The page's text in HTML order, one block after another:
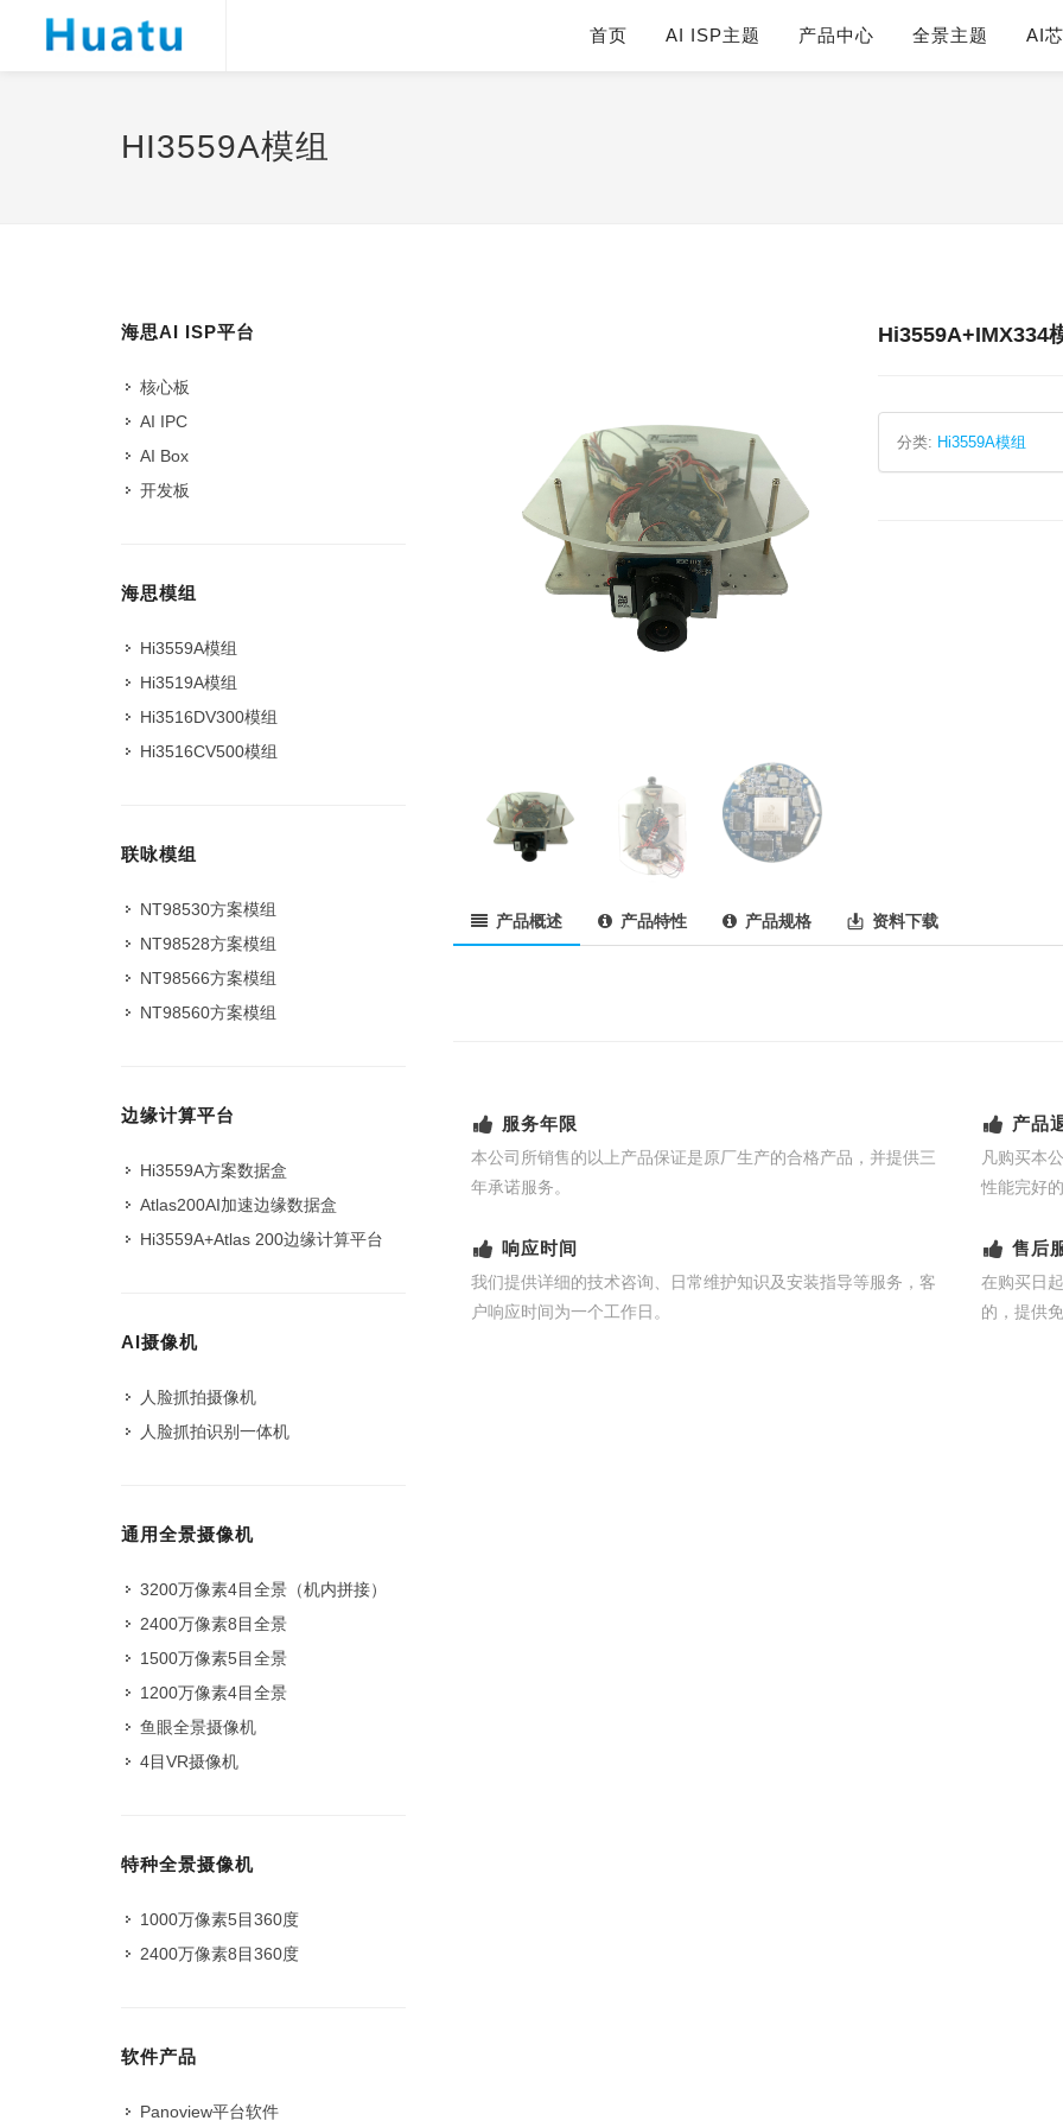
首页 AI ISP主题 产品中心 全景主题 AI
HI3559A模组
Hi3559A+IMX334
分类: Hi3559A模组
产品概述 产品特性 产品规格 资料下载
服务年限
本公司所销售的以上产品保证是原厂生产的合格产品，并提供三
年承诺服务。
产品
凡购买本
性能完好
响应时间
我们提供详细的技术咨询、日常维护知识及安装指导等服务，客
户响应时间为一个工作日。
售后
在购买日
的，提供
海思AI ISP平台
核心板
AI IPC
AI Box
开发板
海思模组
Hi3559A模组
Hi3519A模组
Hi3516DV300模组
Hi3516CV500模组
联咏模组
NT98530方案模组
NT98528方案模组
NT98566方案模组
NT98560方案模组
边缘计算平台
Hi3559A方案数据盒
Atlas200AI加速边缘数据盒
Hi3559A+Atlas 200边缘计算平台
AI摄像机
人脸抓拍摄像机
人脸抓拍识别一体机
通用全景摄像机
3200万像素4目全景（机内拼接）
2400万像素8目全景
1500万像素5目全景
1200万像素4目全景
鱼眼全景摄像机
4目VR摄像机
特种全景摄像机
1000万像素5目360度
2400万像素8目360度
软件产品
Panoview平台软件